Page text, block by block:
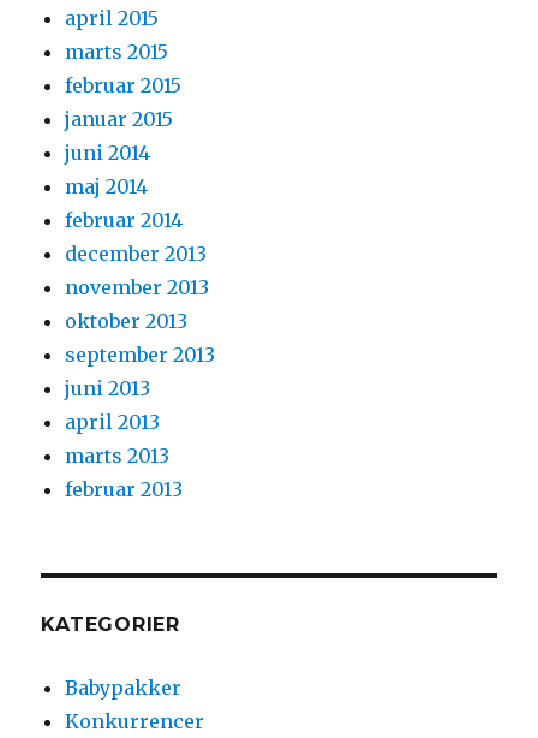
april 2015
marts 2015
februar 2015
januar 2015
juni 2014
maj 2014
februar 2014
december 2013
november 2013
oktober 2013
september 2013
juni 2013
april 2013
marts 2013
februar 2013
KATEGORIER
Babypakker
Konkurrencer